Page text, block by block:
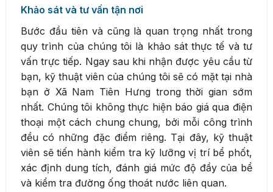
Khảo sát và tư vấn tận nơi
Bước đầu tiên và cũng là quan trọng nhất trong
quy trình của chúng tôi là khảo sát thực tế và tư
vấn trực tiếp. Ngay sau khi nhận được yêu cầu từ
bạn, kỹ thuật viên của chúng tôi sẽ có mặt tại nhà
bạn ở Xã Nam Tiên Hưng trong thời gian sớm
nhất. Chúng tôi không thực hiện báo giá qua điện
thoại một cách chung chung, bởi mỗi công trình
đều có những đặc điểm riêng. Tại đây, kỹ thuật
viên sẽ tiến hành kiểm tra kỹ lưỡng vị trí bể phốt,
xác định dung tích, đánh giá mức độ đầy của bể
và kiểm tra đường ống thoát nước liên quan.